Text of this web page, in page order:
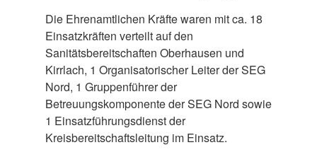
Die Ehrenamtlichen Kräfte waren mit ca. 18
Einsatzkräften verteilt auf den
Sanitätsbereitschaften Oberhausen und
Kirrlach, 1 Organisatorischer Leiter der SEG
Nord, 1 Gruppenführer der
Betreuungskomponente der SEG Nord sowie
1 Einsatzführungsdienst der
Kreisbereitschaftsleitung im Einsatz.